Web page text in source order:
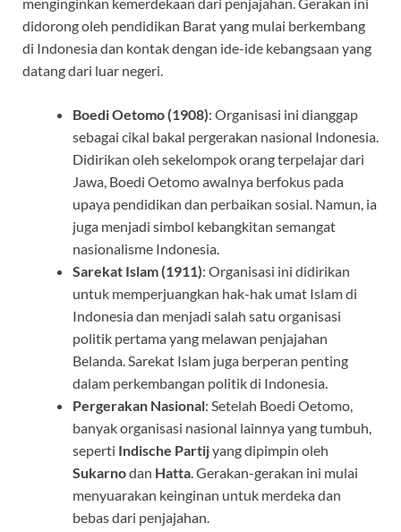
didorong oleh pendidikan Barat yang mulai berkembang
di Indonesia dan kontak dengan ide-ide kebangsaan yang
datang dari luar negeri.
Boedi Oetomo (1908): Organisasi ini dianggap
sebagai cikal bakal pergerakan nasional Indonesia.
Didirikan oleh sekelompok orang terpelajar dari
Jawa, Boedi Oetomo awalnya berfokus pada
upaya pendidikan dan perbaikan sosial. Namun, ia
juga menjadi simbol kebangkitan semangat
nasionalisme Indonesia.
Sarekat Islam (1911): Organisasi ini didirikan
untuk memperjuangkan hak-hak umat Islam di
Indonesia dan menjadi salah satu organisasi
politik pertama yang melawan penjajahan
Belanda. Sarekat Islam juga berperan penting
dalam perkembangan politik di Indonesia.
Pergerakan Nasional: Setelah Boedi Oetomo,
banyak organisasi nasional lainnya yang tumbuh,
seperti Indische Partijyang dipimpin oleh
Sukarnodan Hatta. Gerakan-gerakan ini mulai
menyuarakan keinginan untuk merdeka dan
bebas dari penjajahan.